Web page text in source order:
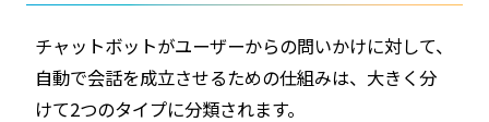
チャットボットがユーザーからの問いかけに対して、
自動で会話を成立させるための仕組みは、大きく分
けて2つのタイプに分類されます。